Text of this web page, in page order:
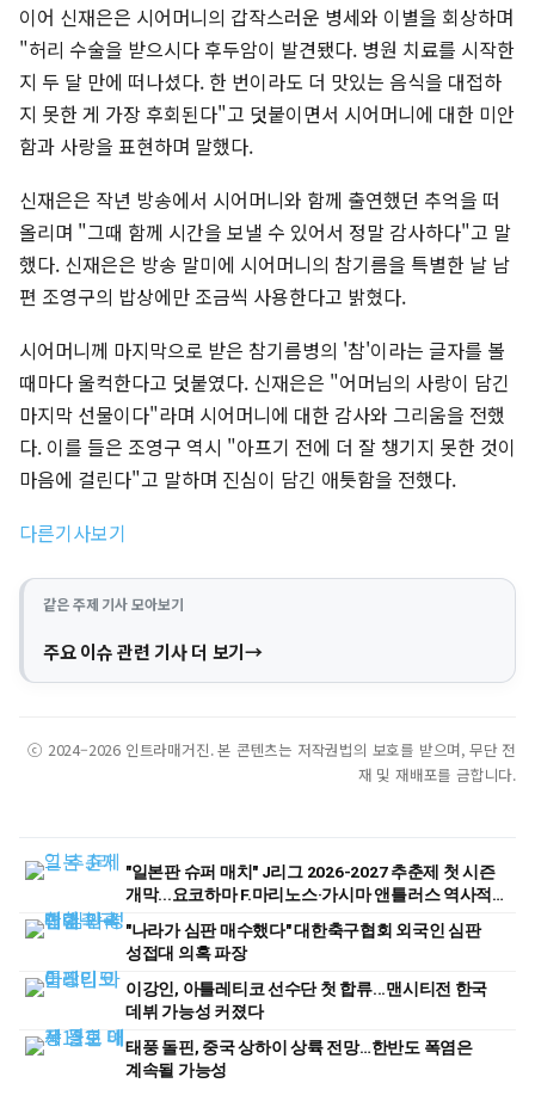
이어 신재은은 시어머니의 갑작스러운 병세와 이별을 회상하며
"허리 수술을 받으시다 후두암이 발견됐다. 병원 치료를 시작한
지 두 달 만에 떠나셨다. 한 번이라도 더 맛있는 음식을 대접하
지 못한 게 가장 후회된다"고 덧붙이면서 시어머니에 대한 미안
함과 사랑을 표현하며 말했다.
신재은은 작년 방송에서 시어머니와 함께 출연했던 추억을 떠
올리며 "그때 함께 시간을 보낼 수 있어서 정말 감사하다"고 말
했다. 신재은은 방송 말미에 시어머니의 참기름을 특별한 날 남
편 조영구의 밥상에만 조금씩 사용한다고 밝혔다.
시어머니께 마지막으로 받은 참기름병의 '참'이라는 글자를 볼
때마다 울컥한다고 덧붙였다. 신재은은 "어머님의 사랑이 담긴
마지막 선물이다"라며 시어머니에 대한 감사와 그리움을 전했
다. 이를 들은 조영구 역시 "아프기 전에 더 잘 챙기지 못한 것이
마음에 걸린다"고 말하며 진심이 담긴 애틋함을 전했다.
다른기사보기
같은 주제 기사 모아보기
주요 이슈 관련 기사 더 보기
ⓒ 2024–2026 인트라매거진. 본 콘텐츠는 저작권법의 보호를 받으며, 무단 전
재 및 재배포를 금합니다.
"일본판 슈퍼 매치" J리그 2026-2027 추춘제 첫 시즌
개막...요코하마 F.마리노스·가시마 앤틀러스 역사적
"나라가 심판 매수했다" 대한축구협회 외국인 심판
성접대 의혹 파장
이강인, 아틀레티코 선수단 첫 합류...맨시티전 한국
데뷔 가능성 커졌다
태풍 돌핀, 중국 상하이 상륙 전망…한반도 폭염은
계속될 가능성